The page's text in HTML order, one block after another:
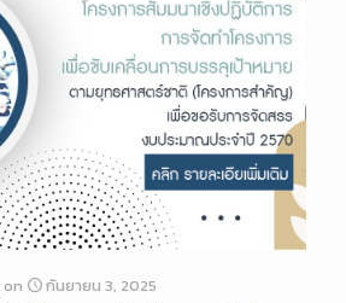
on กันยายน 3, 2025